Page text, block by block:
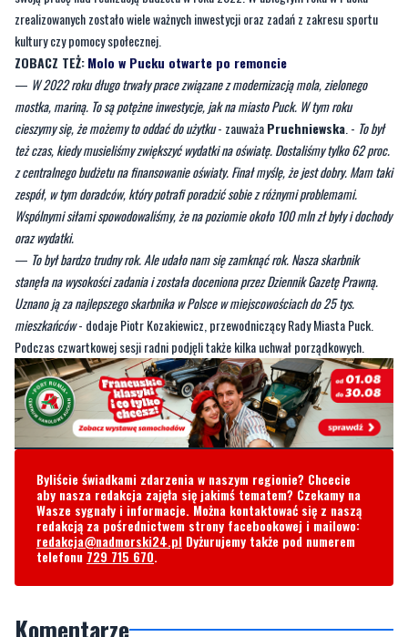
—W 2022 roku długo trwały prace związane z modernizacją mola, zielonego
mostka, mariną. To są potężne inwestycje, jak na miasto Puck. W tym roku
cieszymy się, że możemy to oddać do użytku - zauważaPruchniewska
też czas, kiedy musieliśmy zwiększyć wydatki na oświatę. Dostaliśmy tylko 62 proc.
z centralnego budżetu na finansowanie oświaty. Finał myślę, że jest dobry. Mam taki
zespół, w tym doradców, który potrafi poradzić sobie z różnymi problemami.
Wspólnymi siłami spowodowaliśmy, że na poziomie około 100 mln zł były i dochody
oraz wydatki.
—To był bardzo trudny rok. Ale udało nam się zamknąć rok. Nasza skarbnik
stanęła na wysokości zadania i została doceniona przez Dziennik Gazetę Prawną.
Uznano ją za najlepszego skarbnika w Polsce w miejscowościach do 25 tys.
mieszkańców- dodaje Piotr Kozakiewicz, przewodniczący Rady Miasta Puck.
Podczas czwartkowej sesji radni podjęli także kilka uchwał porządkowych.
Byliście świadkami zdarzenia w naszym regionie? Chcecie
aby nasza redakcja zajęła się jakimś tematem? Czekamy na
Wasze sygnały i informacje. Można kontaktować się z naszą
redakcja@nadmorski24.plDyżurujemy także pod numerem
telefonu729 715 670.
Komentarze
A na jakiej zasadzie przyznawane są prace kanalizacyjne i